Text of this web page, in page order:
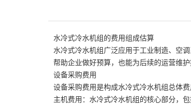
水冷式冷水机组的费用组成估算
水冷式冷水机组广泛应用于工业制造、空
帮助企业做好预算，也能为后续的运营维
设备采购费用
设备采购费用是构成水冷式冷水机组总体
主机费用：水冷式冷水机组的核心部分，